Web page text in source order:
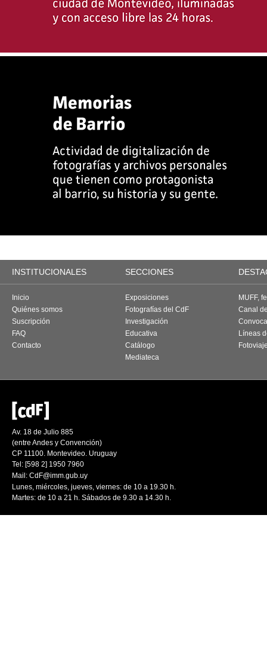
INSTITUCIONALES SECCIONES
Inicio
Quiénes somos
Suscripción
FAQ
Contacto
Exposiciones
Fotografías del CdF
Investigación
Educativa
Catálogo
Mediateca
MUFF,
Canal
Líneas
Av. 18 de Julio 885
(entre Andes y Convención)
CP 11100. Montevideo. Uruguay
Tel: [598 2] 1950 7960
Mail: CdF@imm.gub.uy
Lunes, miércoles, jueves, viernes: de 10 a 19.30 h.
Martes: de 10 a 21 h. Sábados de 9.30 a 14.30 h.